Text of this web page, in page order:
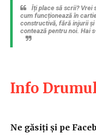
Îți place să scrii? Vrei
cum funcționează în
constructivă, fără injurii
contează pentru noi. Hai
Info
Ne găsiți și pe